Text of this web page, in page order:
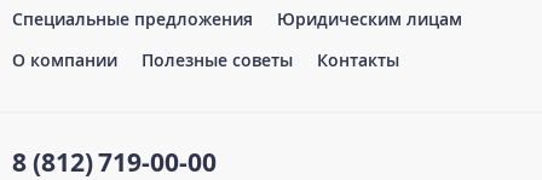
Специальные предложения
Юридическим лицам
О компании
Полезные советы Контакты
8 (812)719-00-00